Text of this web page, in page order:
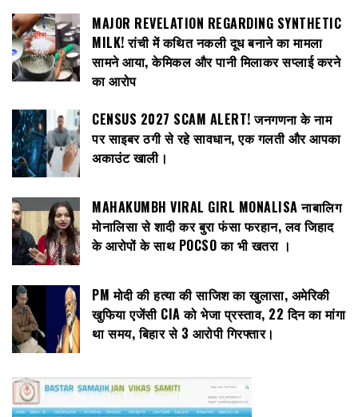
MAJOR REVELATION REGARDING SYNTHETIC
MILK! रांची में कथित नकली दूध बनाने का मामला
सामने आया, केमिकल और पानी मिलाकर सप्लाई करने
का आरोप
CENSUS 2027 SCAM ALERT! जनगणना के नाम
पर साइबर ठगी से रहे सावधान, एक गलती और आपका
अकाउंट खाली।
MAHAKUMBH VIRAL GIRL MONALISA नाबालिग
मोनालिसा से शादी कर बुरा फंसा फरहान, लव जिहाद
के आरोपों के साथ POCSO का भी खतरा ।
PM मोदी की हत्या की साजिश का खुलासा, अमेरिकी
खुफिया एजेंसी CIA को भेजा प्रस्ताव, 22 दिन का मांगा
था समय, बिहार से 3 आरोपी गिरफ्तार।